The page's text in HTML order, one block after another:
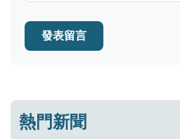
發表留言
熱門新聞